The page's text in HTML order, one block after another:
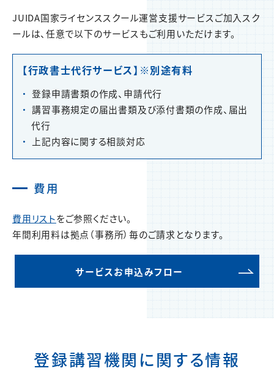
JUIDA国家ライセンススクール運営支援サービスご加入スク
ールは、任意で以下のサービスもご利用いただけます。
【行政書士代行サービス】※別途有料
登録申請書類の作成、申請代行
講習事務規定の届出書類及び添付書類の作成、届出
代行
上記内容に関する相談対応
費用
費用リストをご参照ください。
年間利用料は拠点（事務所）毎のご請求となります。
サービスお申込みフロー
登録講習機関に関する情報